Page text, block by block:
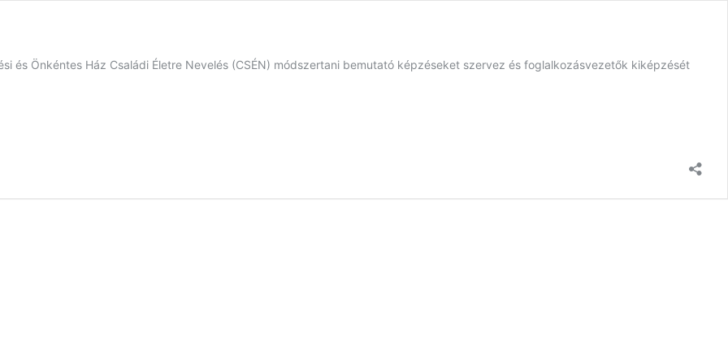
és Önkéntes Ház Családi Életre Nevelés (CSÉN) módszertani bemutató képzéseket szervez és foglalkozásvezetők kiképzését